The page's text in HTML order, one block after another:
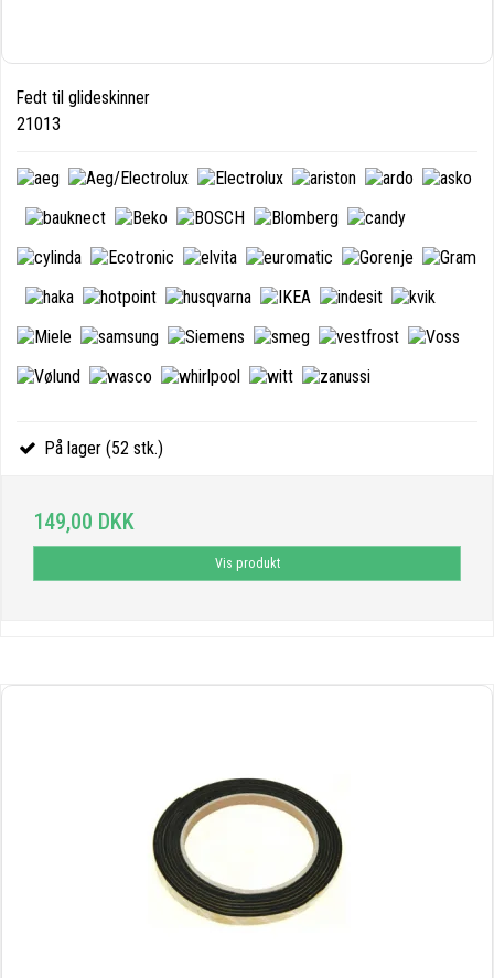
Fedt til glideskinner
21013
På lager (52 stk.)
149,00 DKK
Vis produkt